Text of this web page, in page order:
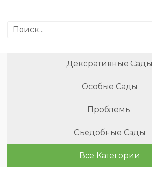
Декоративные Сады
Особые Сады
Проблемы
Съедобные Сады
Все Категории